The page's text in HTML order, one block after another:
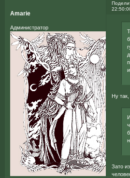
Amarie
Администратор
Ну
Зато